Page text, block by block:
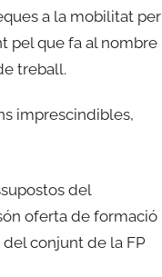
a la mobilitat per
pel que fa al nombre
treball.
imprescindibles,
del
oferta de formació
conjunt de la FP